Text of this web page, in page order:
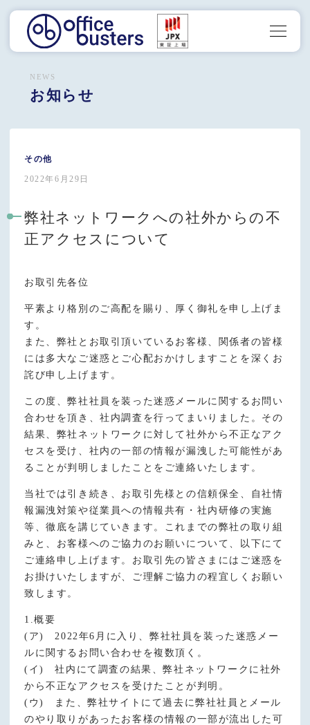
NEWS
お知らせ
その他
2022年6月29日
弊社ネットワークへの社外からの不
正アクセスについて
お取引先各位
平素より格別のご高配を賜り、厚く御礼を申し上げま
す。
また、弊社とお取引頂いているお客様、関係者の皆様
には多大なご迷惑とご心配おかけしますことを深くお
詫び申し上げます。
この度、弊社社員を装った迷惑メールに関するお問い
合わせを頂き、社内調査を行ってまいりました。その
結果、弊社ネットワークに対して社外から不正なアク
セスを受け、社内の一部の情報が漏洩した可能性があ
ることが判明しましたことをご連絡いたします。
当社では引き続き、お取引先様との信頼保全、自社情
報漏洩対策や従業員への情報共有・社内研修の実施
等、徹底を講じていきます。これまでの弊社の取り組
みと、お客様へのご協力のお願いについて、以下にて
ご連絡申し上げます。お取引先の皆さまにはご迷惑を
お掛けいたしますが、ご理解ご協力の程宜しくお願い
致します。
1.概要
(ア) 2022年6月に入り、弊社社員を装った迷惑メー
ルに関するお問い合わせを複数頂く。
(イ) 社内にて調査の結果、弊社ネットワークに社外
から不正なアクセスを受けたことが判明。
(ウ) また、弊社サイトにて過去に弊社社員とメール
のやり取りがあったお客様の情報の一部が流出した可